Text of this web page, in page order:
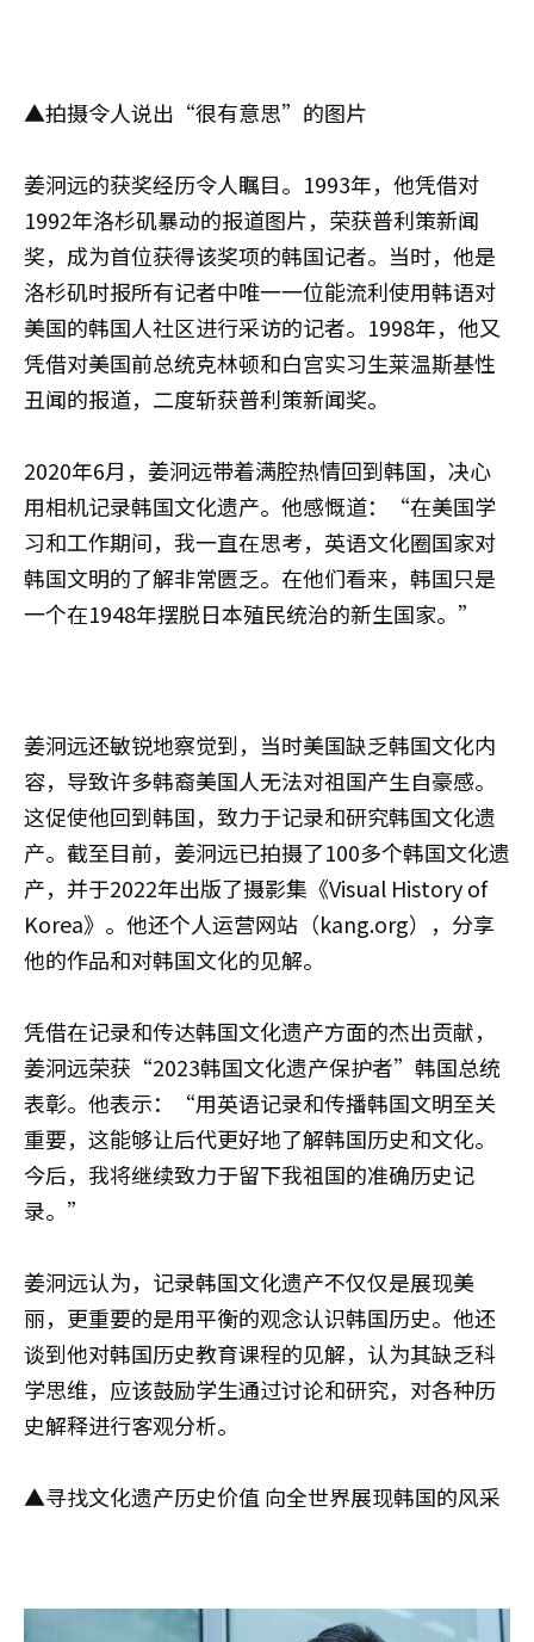
▲拍摄令人说出“很有意思”的图片
姜泂远的获奖经历令人瞩目。1993年，他凭借对
1992年洛杉矶暴动的报道图片，荣获普利策新闻
奖，成为首位获得该奖项的韩国记者。当时，他是
洛杉矶时报所有记者中唯一一位能流利使用韩语对
美国的韩国人社区进行采访的记者。1998年，他又
凭借对美国前总统克林顿和白宫实习生莱温斯基性
丑闻的报道，二度斩获普利策新闻奖。
2020年6月，姜泂远带着满腔热情回到韩国，决心
用相机记录韩国文化遗产。他感慨道：“在美国学
习和工作期间，我一直在思考，英语文化圈国家对
韩国文明的了解非常匮乏。在他们看来，韩国只是
一个在1948年摆脱日本殖民统治的新生国家。”
姜泂远还敏锐地察觉到，当时美国缺乏韩国文化内
容，导致许多韩裔美国人无法对祖国产生自豪感。
这促使他回到韩国，致力于记录和研究韩国文化遗
产。截至目前，姜泂远已拍摄了100多个韩国文化遗
产，并于2022年出版了摄影集《Visual History of
Korea》。他还个人运营网站（kang.org），分享
他的作品和对韩国文化的见解。
凭借在记录和传达韩国文化遗产方面的杰出贡献，
姜泂远荣获“2023韩国文化遗产保护者”韩国总统
表彰。他表示：“用英语记录和传播韩国文明至关
重要，这能够让后代更好地了解韩国历史和文化。
今后，我将继续致力于留下我祖国的准确历史记
录。”
姜泂远认为，记录韩国文化遗产不仅仅是展现美
丽，更重要的是用平衡的观念认识韩国历史。他还
谈到他对韩国历史教育课程的见解，认为其缺乏科
学思维，应该鼓励学生通过讨论和研究，对各种历
史解释进行客观分析。
▲寻找文化遗产历史价值 向全世界展现韩国的风采